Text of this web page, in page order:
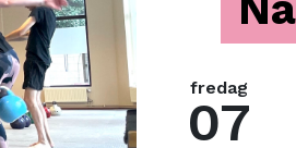
fredag
07